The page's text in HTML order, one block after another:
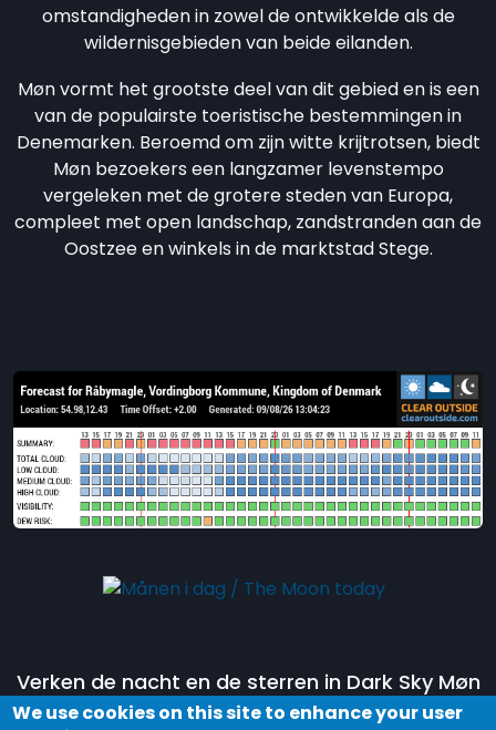
omstandigheden in zowel de ontwikkelde als de
wildernisgebieden van beide eilanden.
Møn vormt het grootste deel van dit gebied en is een
van de populairste toeristische bestemmingen in
Denemarken. Beroemd om zijn witte krijtrotsen, biedt
Møn bezoekers een langzamer levenstempo
vergeleken met de grotere steden van Europa,
compleet met open landschap, zandstranden aan de
Oostzee en winkels in de marktstad Stege.
Verken de nacht en de sterren in Dark Sky Møn
door deel te nemen aan een tour in hetDark
We use cookies on this site to enhance your user